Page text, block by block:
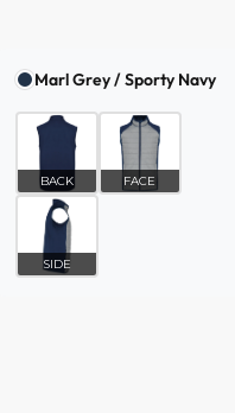
Marl Grey / Sporty Navy
BACK FACE
SIDE